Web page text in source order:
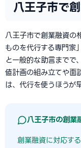
八王子市で
八王子市で創業融資の
ものを代行する専門家
と一般的な助言までで
値計画の組み立てや面
は、代行を使うほうが
八王子市の創業
創業融資に対応す